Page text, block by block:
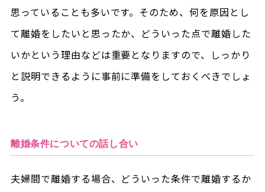
思っていることも多いです。そのため、何を原因とし
て離婚をしたいと思ったか、どういった点で離婚した
いかという理由などは重要となりますので、しっかり
と説明できるように事前に準備をしておくべきでしょ
う。
離婚条件についての話し合い
夫婦間で離婚する場合、どういった条件で離婚するか